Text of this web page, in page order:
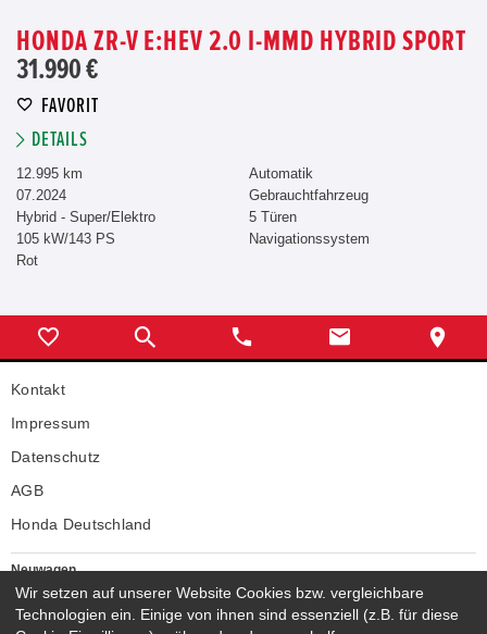
HONDA ZR-V E:HEV 2.0 I-MMD HYBRID SPORT
31.990 €
FAVORIT
DETAILS
12.995 km
07.2024
Hybrid - Super/Elektro
105 kW/143 PS
Rot
Automatik
Gebrauchtfahrzeug
5 Türen
Navigationssystem
Kontakt
Impressum
Datenschutz
AGB
Honda Deutschland
Neuwagen
Honda Neuwagen
Gebrauchtwagen
Wir setzen auf unserer Website Cookies bzw. vergleichbare
Technologien ein. Einige von ihnen sind essenziell (z.B. für diese